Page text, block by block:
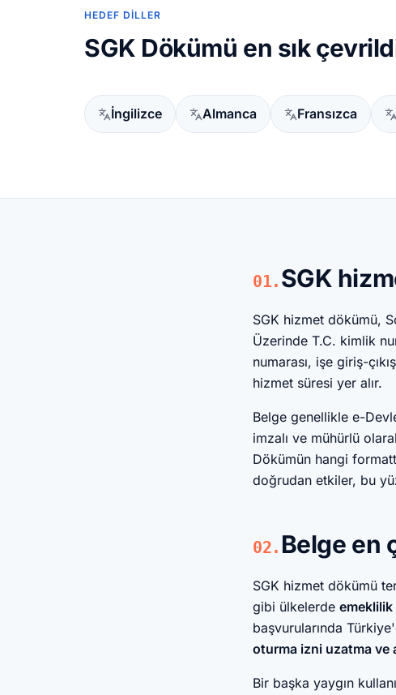
HEDEF DILLER
SGK Dökümü en sık
İngilizce Almanca Fransızca
01. SGK
SGK hizmet dökümü,
Üzerinde T.C. kimlik
numarası, işe giriş-
hizmet süresi yer alır.
Belge genellikle e-
imzalı ve mühürlü
Dökümün hangi
doğrudan etkiler, bu
02. Belge en
SGK hizmet dökümü
gibi ülkelerde
başvurularında
oturma izni uzatma ve
Bir başka yaygın